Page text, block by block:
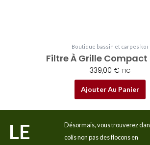
Boutique bassin et carpes koï
Filtre À Grille Compact
339,00 € TTC
Ajouter Au Panier
LE
Désormais, vous trouverez
colis non pas des flocons en